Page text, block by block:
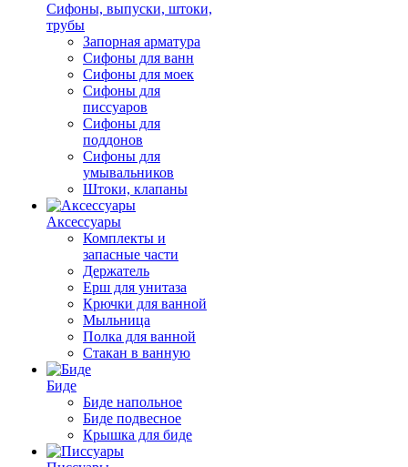
Сифоны, выпуски, штоки,
трубы
Запорная арматура
Сифоны для ванн
Сифоны для моек
Сифоны для
писсуаров
Сифоны для
поддонов
Сифоны для
умывальников
Штоки, клапаны
Аксессуары
Комплекты и
запасные части
Держатель
Ерш для унитаза
Крючки для ванной
Мыльница
Полка для ванной
Стакан в ванную
Биде
Биде напольное
Биде подвесное
Крышка для биде